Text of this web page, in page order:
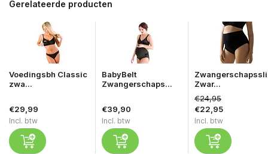
Gerelateerde producten
Voedingsbh Classic
zwa...
€29,99
Incl. btw
BabyBelt
Zwangerschaps...
€39,90
Incl. btw
Zwar...
€24,95
€22,95
Incl. btw